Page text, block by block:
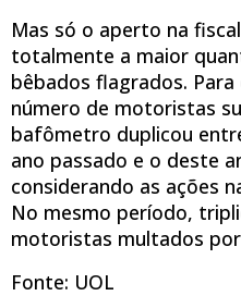
Mas só o aperto na
totalmente a maior
bêbados flagrados.
número de motoristas
bafômetro duplicou
ano passado e o deste
considerando as ações
No mesmo período,
motoristas multados
Fonte: UOL